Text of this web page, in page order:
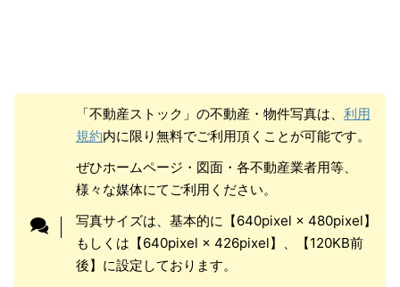
「不動産ストック」の不動産・物件写真は、 利用
規約内に限り無料でご利用頂くことが可能です。
ぜひホームページ・図面・各不動産業者用等、
様々な媒体にてご利用ください。
写真サイズは、基本的に【640pixel × 480pixel】
もしくは【640pixel × 426pixel】、【120KB前
後】に設定しております。